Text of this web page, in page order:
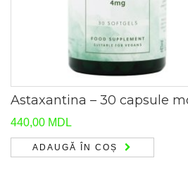
Astaxantina – 30 capsule
440,00 MDL
ADAUGĂ ÎN COȘ